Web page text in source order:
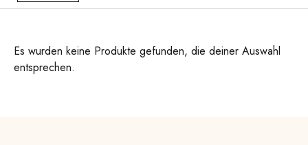
Es wurden keine Produkte gefunden, die deiner Auswahl
entsprechen.